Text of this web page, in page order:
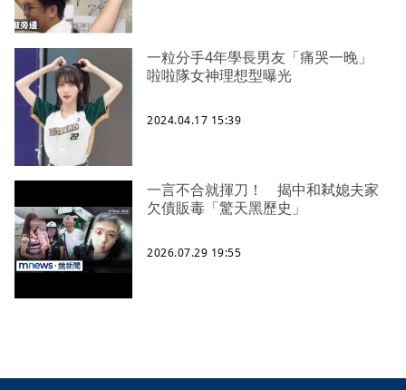
一粒分手4年學長男友「痛哭一晚」
啦啦隊女神理想型曝光
2024.04.17 15:39
一言不合就揮刀！ 揭中和弒媳夫家
欠債販毒「驚天黑歷史」
2026.07.29 19:55